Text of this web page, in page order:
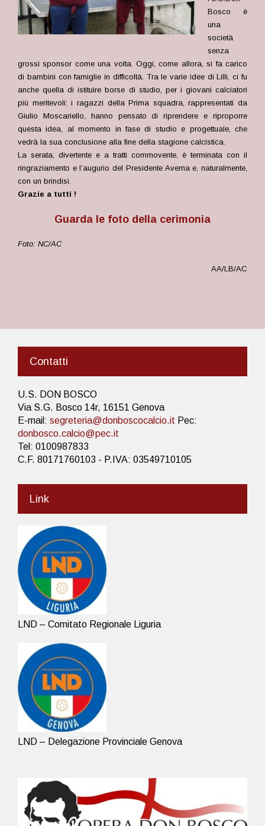
Bosco è
una
società
senza
grossi sponsor come una volta. Oggi, come allora, si fa carico
di bambini con famiglie in difficoltà. Tra le varie idee di Lilli, ci fu
anche quella di istituire borse di studio, per i giovani calciatori
più meritevoli: i ragazzi della Prima squadra, rappresentati da
Giulio Moscariello, hanno pensato di riprendere e riproporre
questa idea, al momento in fase di studio e progettuale, che
vedrà la sua conclusione alla fine della stagione calcistica.
La serata, divertente e a tratti commovente, è terminata con il
ringraziamento e l’augurio del Presidente Averna e, naturalmente,
con un brindisi.
Grazie a tutti !
Guarda le foto della cerimonia
Foto: NC/AC
AA/LB/AC
Contatti
U.S. DON BOSCO
Via S.G. Bosco 14r, 16151 Genova
E-mail: segreteria@donboscocalcio.it Pec:
donbosco.calcio@pec.it
Tel: 0100987833
C.F. 80171760103 - P.IVA: 03549710105
Link
LND – Comitato Regionale Liguria
LND – Delegazione Provinciale Genova